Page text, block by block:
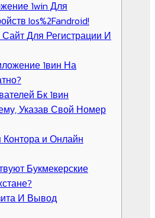
1win Для
Ios%2Fandroid!
Для Регистрации И
1вин На
Бк 1вин
Указав Свой Номер
Контора и Онлайн
Букмекерские
И Вывод